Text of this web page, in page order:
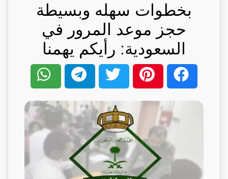
بخطوات سهله وبسيطة
حجز موعد المرور في
السعودية: رأيكم يهمنا